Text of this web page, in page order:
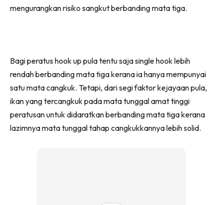
mengurangkan risiko sangkut berbanding mata tiga.
Bagi peratus hook up pula tentu saja single hook lebih
rendah berbanding mata tiga kerana ia hanya mempunyai
satu mata cangkuk. Tetapi, dari segi faktor kejayaan pula,
ikan yang tercangkuk pada mata tunggal amat tinggi
peratusan untuk didaratkan berbanding mata tiga kerana
lazimnya mata tunggal tahap cangkukkannya lebih solid.